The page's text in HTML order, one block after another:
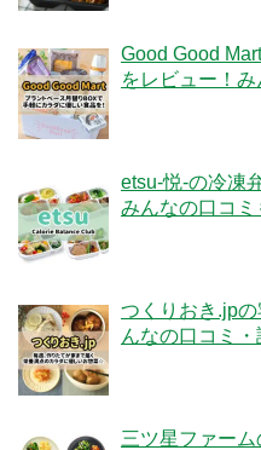
Good Good
をレビュー！
etsu-悦-の冷凍
みんなの口コ
つくりおき.jp
んなの口コミ・
三ツ星ファー